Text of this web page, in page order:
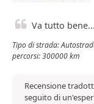
Va tutto
Tipo di strada:
percorsi: 300000 km
Recensione
seguito di